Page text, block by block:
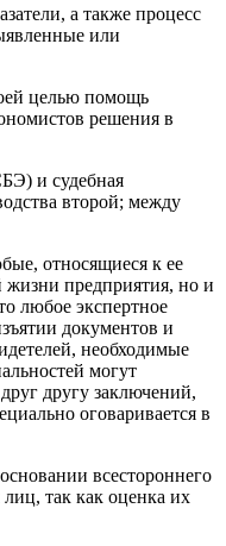
а также процесс
или
целью помощь
решения в
и судебная
второй; между
относящиеся к ее
жизни предприятия, но и
любое экспертное
документов и
необходимые
могут
другу заключений,
оговаривается в
всестороннего
так как оценка их